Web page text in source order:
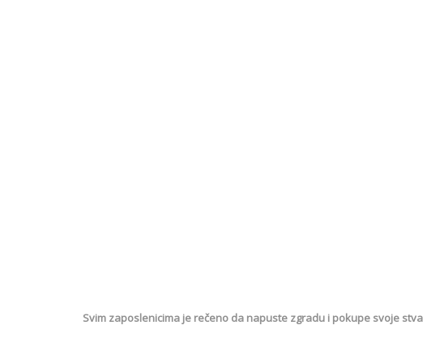
Svim zaposlenicima je rečeno da napuste zgradu i pokupe svoje